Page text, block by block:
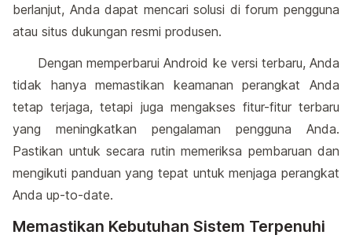
berlanjut, Anda dapat mencari solusi di forum pengguna
atau situs dukungan resmi produsen.
Dengan memperbarui Android ke versi terbaru, Anda
tidak hanya memastikan keamanan perangkat Anda
tetap terjaga, tetapi juga mengakses fitur-fitur terbaru
yang meningkatkan pengalaman pengguna Anda.
Pastikan untuk secara rutin memeriksa pembaruan dan
mengikuti panduan yang tepat untuk menjaga perangkat
Anda up-to-date.
Memastikan Kebutuhan Sistem Terpenuhi